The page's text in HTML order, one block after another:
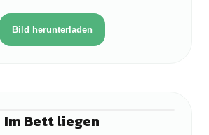
Bild herunterladen
Im Bett liegen